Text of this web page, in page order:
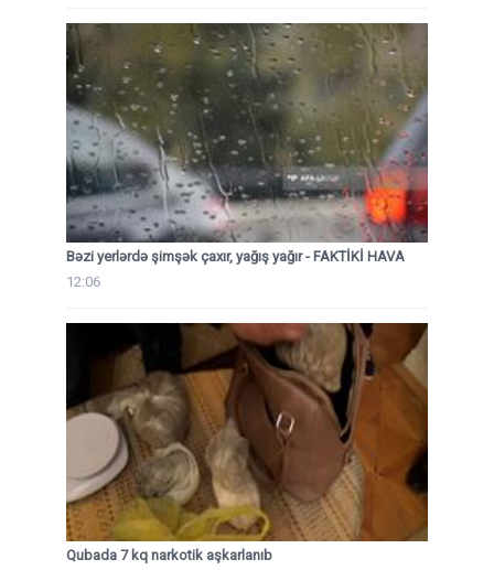
Bəzi yerlərdə şimşək çaxır, yağış yağır - FAKTİKİ HAVA
12:06
Qubada 7 kq narkotik aşkarlanıb